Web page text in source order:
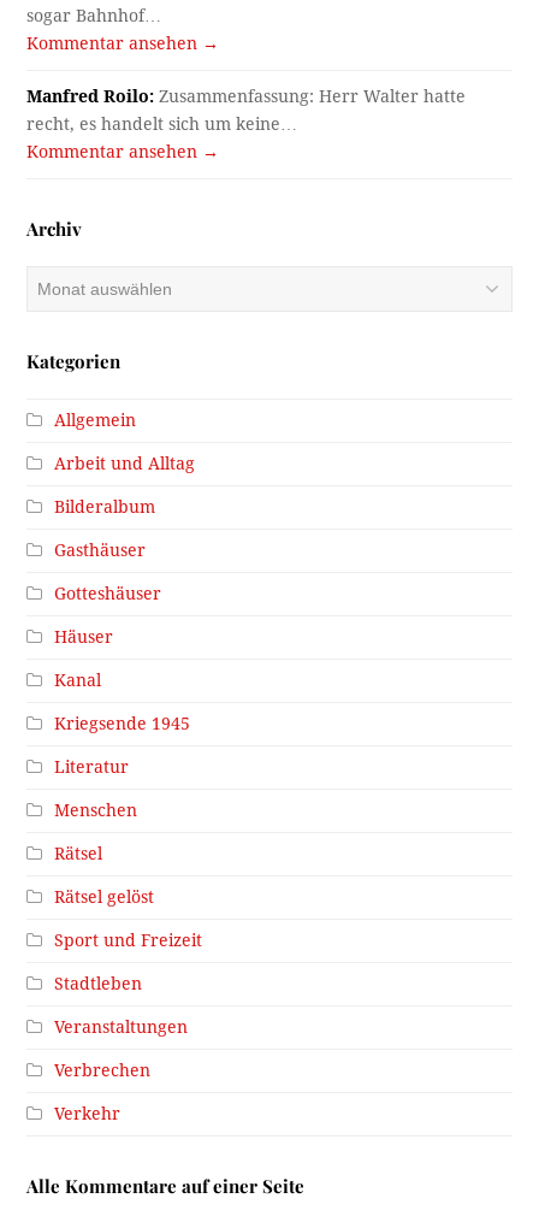
sogar Bahnhof…
Kommentar ansehen →
Manfred Roilo: Zusammenfassung: Herr Walter hatte
recht, es handelt sich um keine…
Kommentar ansehen →
Archiv
Archiv
Kategorien
Allgemein
Arbeit und Alltag
Bilderalbum
Gasthäuser
Gotteshäuser
Häuser
Kanal
Kriegsende 1945
Literatur
Menschen
Rätsel
Rätsel gelöst
Sport und Freizeit
Stadtleben
Veranstaltungen
Verbrechen
Verkehr
Alle Kommentare auf einer Seite